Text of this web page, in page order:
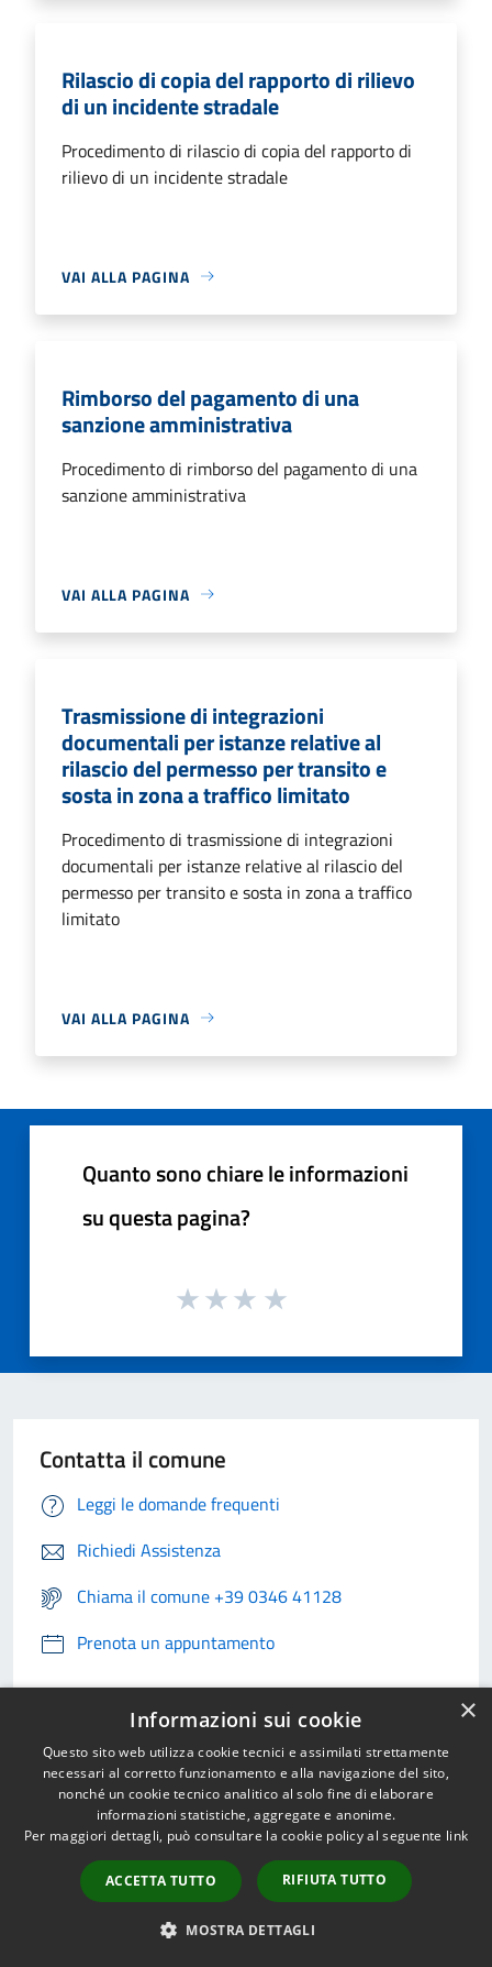
Rilascio di copia del rapporto di rilievo
di un incidente stradale
Procedimento di rilascio di copia del rapporto di
rilievo di un incidente stradale
VAI ALLA PAGINA
Rimborso del pagamento di una
sanzione amministrativa
Procedimento di rimborso del pagamento di una
sanzione amministrativa
VAI ALLA PAGINA
Trasmissione di integrazioni
documentali per istanze relative al
rilascio del permesso per transito e
sosta in zona a traffico limitato
Procedimento di trasmissione di integrazioni
documentali per istanze relative al rilascio del
permesso per transito e sosta in zona a traffico
limitato
VAI ALLA PAGINA
Quanto sono chiare le informazioni
su questa pagina?
Contatta il comune
Leggi le domande frequenti
Richiedi Assistenza
Chiama il comune +39 0346 41128
Prenota un appuntamento
Problemi in città
Segnala disservizio
×
Informazioni sui cookie
Questo sito web utilizza cookie tecnici e assimilati strettamente
necessari al corretto funzionamento e alla navigazione del sito,
nonché un cookie tecnico analitico al solo fine di elaborare
informazioni statistiche, aggregate e anonime.
Per maggiori dettagli, può consultare la cookie policy al seguente link
ACCETTA TUTTO RIFIUTA TUTTO
MOSTRA DETTAGLI